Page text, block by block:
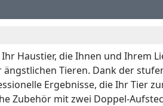
Haustier, die Ihnen und Ihrem
Tieren. Dank der
Ergebnisse, die Ihr Tier
Zubehör mit zwei Doppel-